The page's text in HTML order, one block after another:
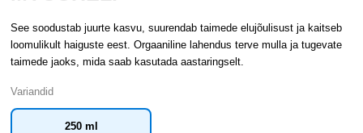
See soodustab juurte kasvu, suurendab taimede elujõulisust ja kaitseb
loomulikult haiguste eest. Orgaaniline lahendus terve mulla ja tugevate
taimede jaoks, mida saab kasutada aastaringselt.
Variandid
250 ml